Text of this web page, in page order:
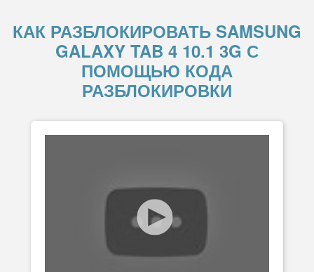
КАК РАЗБЛОКИРОВАТЬ SAMSUNG
GALAXY TAB 4 10.1 3G С
ПОМОЩЬЮ КОДА
РАЗБЛОКИРОВКИ